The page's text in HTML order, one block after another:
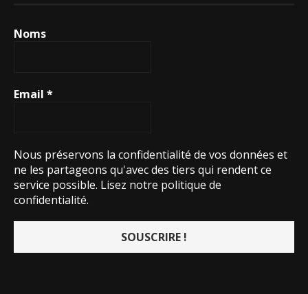
Noms
Email *
Nous préservons la confidentialité de vos données et
ne les partageons qu'avec des tiers qui rendent ce
service possible. Lisez notre politique de
confidentialité.